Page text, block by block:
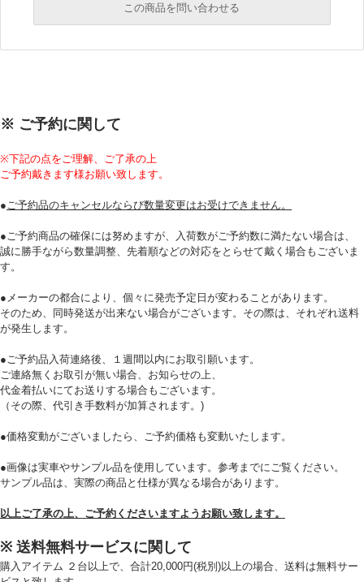
この商品を問い合わせる
プライバシーポリシーを確認しました。
※ ご予約に関して
※下記の点をご理解、ご了承の上
ご予約戴きます様お願い致します。
●ご予約品のキャンセルならび数量変更はお受けできません。
●ご予約商品の確保には努めますが、入荷数がご予約数に満たない場合は、
誠に勝手ながら数量調整、先着順などの対応をとらせて戴く場合もございま
す。
●メーカーの都合により、個々に発売予定日が変わることがあります。
そのため、同時発送が出来ない場合がございます。その際は、それぞれ送料
が発生します。
●ご予約品入荷連絡後、１週間以内にお取引願います。
ご連絡無くお取引が無い場合、お知らせの上、
代金着払いにてお送りする場合もございます。
（その際、代引き手数料が加算されます。)
●価格変動がございましたら、ご予約価格も変動いたします。
●画像は実車やサンプル品を使用しています。参考までにご覧ください。
サンプル品は、実際の商品と仕様が異なる場合があります。
以上ご了承の上、ご予約くださいますようお願い致します。
※ 送料無料サービスに関して
購入アイテム ２台以上で、合計20,000円(税別)以上の場合、送料は無料サー